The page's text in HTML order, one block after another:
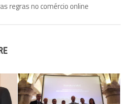
regras no comércio online